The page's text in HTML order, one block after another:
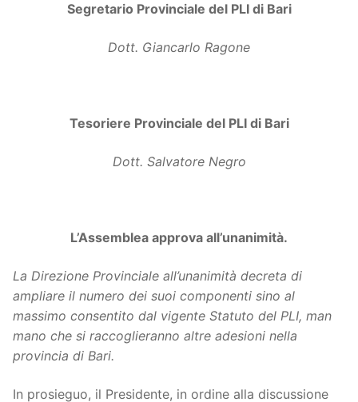
Segretario Provinciale del PLI di Bari
Dott. Giancarlo Ragone
Tesoriere Provinciale del PLI di Bari
Dott. Salvatore Negro
L’Assemblea approva all’unanimità.
La Direzione Provinciale all’unanimità decreta di
ampliare il numero dei suoi componenti sino al
massimo consentito dal vigente Statuto del PLI, man
mano che si raccoglieranno altre adesioni nella
provincia di Bari.
In prosieguo, il Presidente, in ordine alla discussione